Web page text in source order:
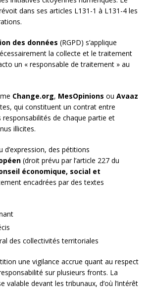
dans ses articles L131-1 à L131-4 les
des données (RGPD) s’applique
la collecte et le traitement
un « responsable de traitement » au
Change.org, MesOpinions ou Avaaz
qui constituent un contrat entre
responsabilités de chaque partie et
illicites.
des pétitions
(droit prévu par l’article 227 du
économique, social et
encadrées par des textes
des collectivités territoriales
une vigilance accrue quant au respect
sur plusieurs fronts. La
devant les tribunaux, d’où l’intérêt